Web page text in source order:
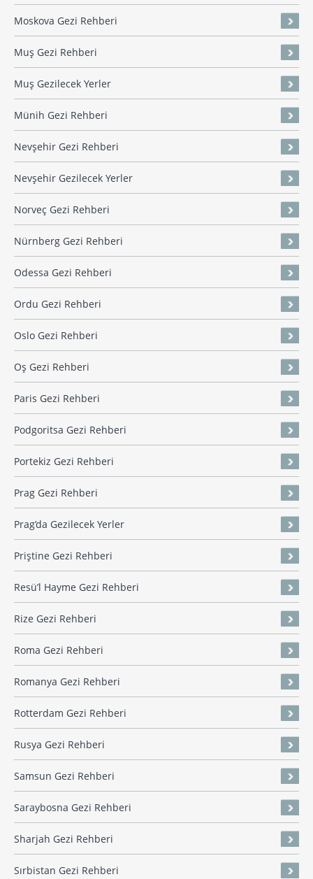
Moskova Gezi Rehberi
Muş Gezi Rehberi
Muş Gezilecek Yerler
Münih Gezi Rehberi
Nevşehir Gezi Rehberi
Nevşehir Gezilecek Yerler
Norveç Gezi Rehberi
Nürnberg Gezi Rehberi
Odessa Gezi Rehberi
Ordu Gezi Rehberi
Oslo Gezi Rehberi
Oş Gezi Rehberi
Paris Gezi Rehberi
Podgoritsa Gezi Rehberi
Portekiz Gezi Rehberi
Prag Gezi Rehberi
Prag’da Gezilecek Yerler
Priştine Gezi Rehberi
Resü’l Hayme Gezi Rehberi
Rize Gezi Rehberi
Roma Gezi Rehberi
Romanya Gezi Rehberi
Rotterdam Gezi Rehberi
Rusya Gezi Rehberi
Samsun Gezi Rehberi
Saraybosna Gezi Rehberi
Sharjah Gezi Rehberi
Sırbistan Gezi Rehberi